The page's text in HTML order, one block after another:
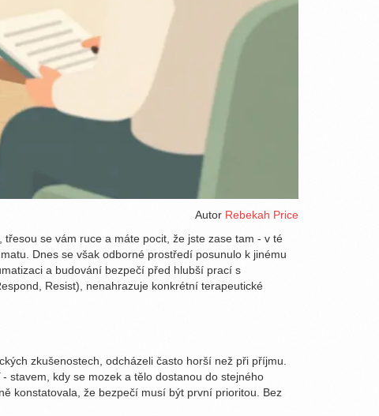
Autor Rebekah Price
se vám ruce a máte pocit, že jste zase tam - v té
Dnes se však odborné prostředí posunulo k jinému
a budování bezpečí před hlubší prací s
Resist), nenahrazuje konkrétní terapeutické
zkušenostech, odcházeli často horší než při příjmu.
- stavem, kdy se mozek a tělo dostanou do stejného
konstatovala, že bezpečí musí být první prioritou. Bez